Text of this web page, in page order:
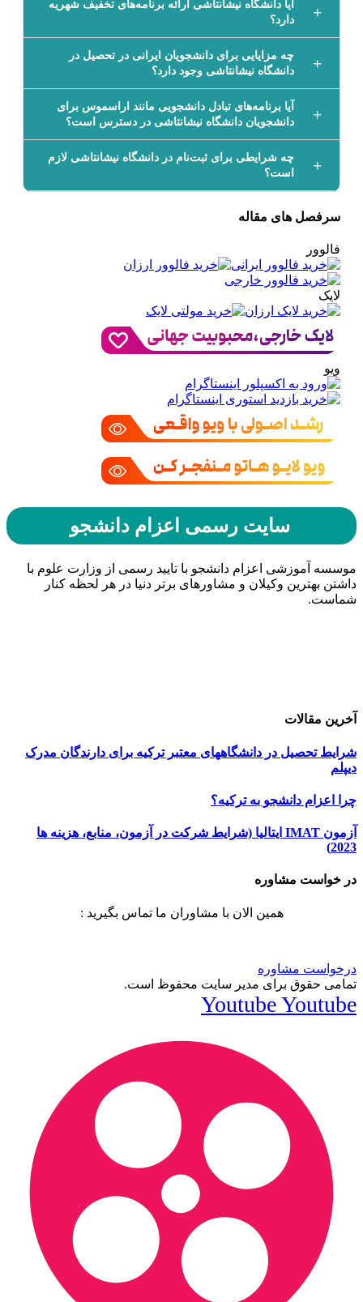
آیا دانشگاه نیشانتاشی ارائه برنامه‌های تخفیف شهریه
دارد؟
چه مزایایی برای دانشجویان ایرانی در تحصیل در
دانشگاه نیشانتاشی وجود دارد؟
آیا برنامه‌های تبادل دانشجویی مانند اراسموس برای
دانشجویان دانشگاه نیشانتاشی در دسترس است؟
چه شرایطی برای ثبت‌نام در دانشگاه نیشانتاشی لازم
است؟
سرفصل های مقاله
فالوور
لایک
ویو
سایت رسمی اعزام دانشجو
موسسه آموزشی اعزام دانشجو با تایید رسمی از وزارت علوم با
داشتن بهترین وکیلان و مشاورهای برتر دنیا در هر لحظه کنار
شماست.
آخرین مقالات
شرایط تحصیل در دانشگاههای معتبر ترکیه برای دارندگان مدرک
دیپلم
چرا اعزام دانشجو به ترکیه؟
آزمون IMAT ایتالیا (شرایط شرکت در آزمون، منابع، هزینه ها
2023)
در خواست مشاوره
همین الان با مشاوران ما تماس بگیرید :
درخواست مشاوره
تمامی حقوق برای مدیر سایت محفوظ است.
YoutubeYoutube